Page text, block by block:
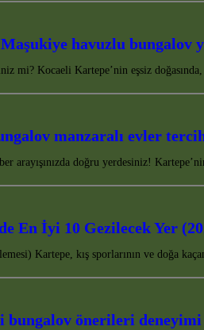
Maşukiye havuzlu bungalov
mi? Kocaeli Kartepe’nin eşsiz
manzaralı evler
arayışınızda doğru yerdesiniz!
En İyi 10 Gezilecek Yer
Kartepe, kış sporlarının ve doğa
önerileri